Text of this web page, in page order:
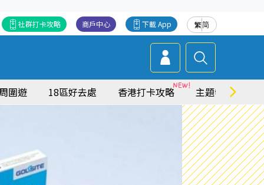
繁简
下載 App
商戶中心
社群打卡攻略
圍遊 18區好去處 香港打卡攻略 主題特集